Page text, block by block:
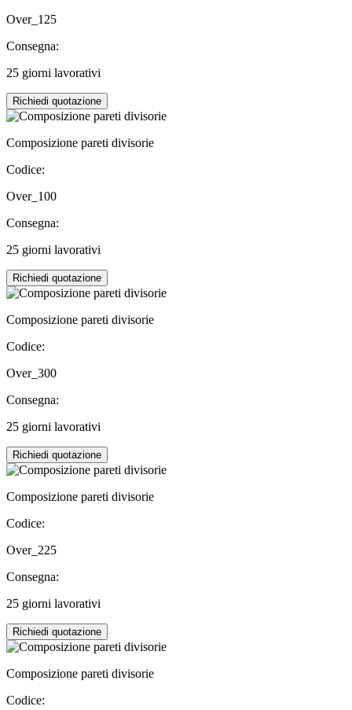
Over_125
Consegna:
25 giorni lavorativi
Richiedi quotazione
Composizione pareti divisorie
Codice:
Over_100
Consegna:
25 giorni lavorativi
Richiedi quotazione
Composizione pareti divisorie
Codice:
Over_300
Consegna:
25 giorni lavorativi
Richiedi quotazione
Composizione pareti divisorie
Codice:
Over_225
Consegna:
25 giorni lavorativi
Richiedi quotazione
Composizione pareti divisorie
Codice: